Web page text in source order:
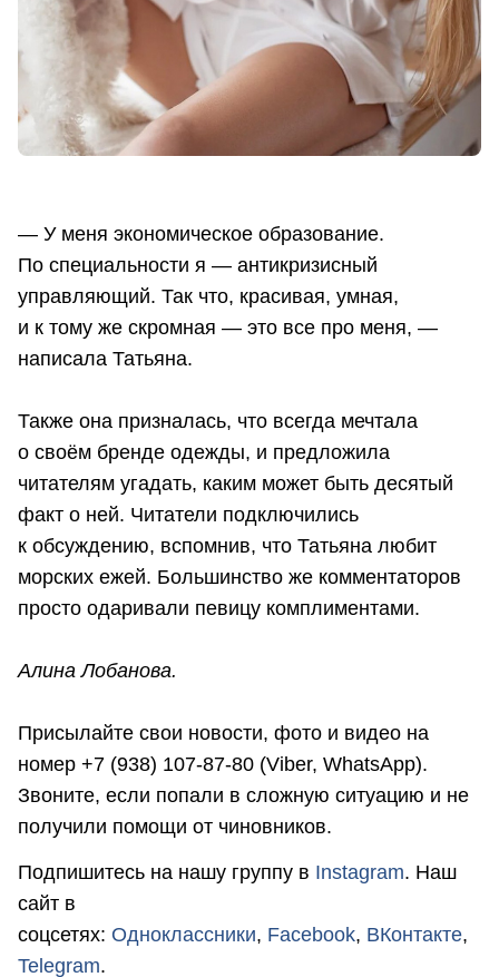
— У меня экономическое образование.
По специальности я — антикризисный
управляющий. Так что, красивая, умная,
и к тому же скромная — это все про меня, —
написала Татьяна.
Также она призналась, что всегда мечтала
о своём бренде одежды, и предложила
читателям угадать, каким может быть десятый
факт о ней. Читатели подключились
к обсуждению, вспомнив, что Татьяна любит
морских ежей. Большинство же комментаторов
просто одаривали певицу комплиментами.
Алина Лобанова.
Присылайте свои новости, фото и видео на
номер +7 (938) 107-87-80 (Viber, WhatsApp).
Звоните, если попали в сложную ситуацию и не
получили помощи от чиновников.
Подпишитесь на нашу группу в Instagram. Наш
сайт в
соцсетях: Одноклассники, Facebook, ВКонтакте,
Telegram.